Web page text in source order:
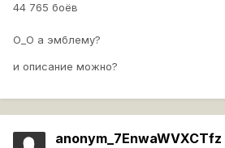
44 765 боёв
О_О а эмблему?
и описание можно?
anonym_7EnwaWVXCTfz